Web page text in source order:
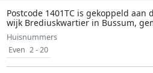
Postcode 1401TC is gekoppeld aan
wijk Brediuskwartier in Bussum,
Huisnummers
Even 2 - 20